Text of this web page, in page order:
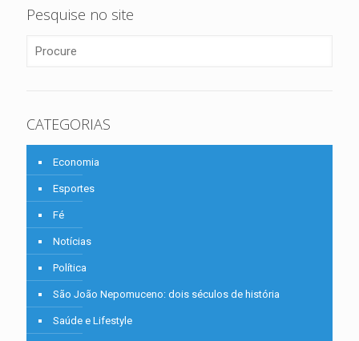
Pesquise no site
CATEGORIAS
Economia
Esportes
Fé
Notícias
Política
São João Nepomuceno: dois séculos de história
Saúde e Lifestyle